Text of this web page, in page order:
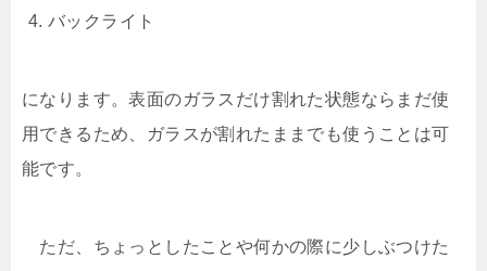
バックライト
になります。表面のガラスだけ割れた状態ならまだ使
用できるため、ガラスが割れたままでも使うことは可
能です。
ただ、ちょっとしたことや何かの際に少しぶつけた